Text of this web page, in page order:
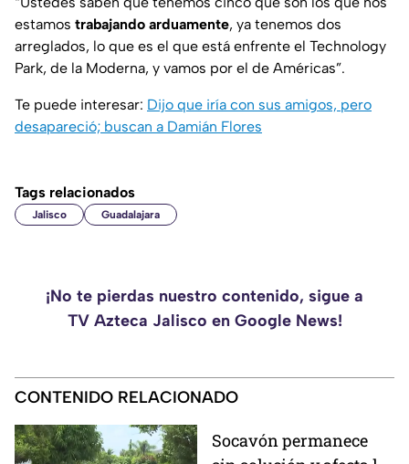
estamos trabajando arduamente, ya tenemos dos
arreglados, lo que es el que está enfrente el Technology
Park, de la Moderna, y vamos por el de Américas”.
Te puede interesar: Dijo que iría con sus amigos, pero
desapareció; buscan a Damián Flores
Tags relacionados
Jalisco Guadalajara
¡No te pierdas nuestro contenido, sigue a
TV Azteca Jalisco en Google News!
CONTENIDO RELACIONADO
Socavón permanece